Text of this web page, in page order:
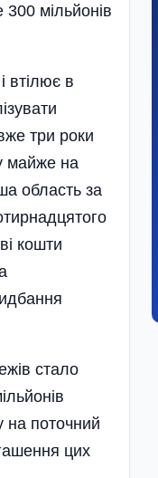
мільйонів
втілює в
три роки
майже на
область за
кошти
стало
поточний
цих